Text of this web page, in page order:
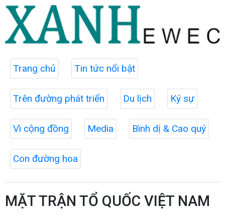
Trang chủ Tin tức nổi bật
Trên đường phát triển Du lịch Ký sự
Vì cộng đồng Media Bình dị & Cao quý
Con đường hoa
MẶT TRẬN TỔ QUỐC VIỆT NAM